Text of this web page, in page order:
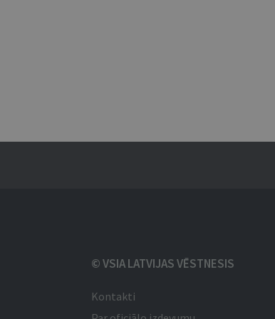
© VSIA LATVIJAS VĒSTNESIS
Kontakti